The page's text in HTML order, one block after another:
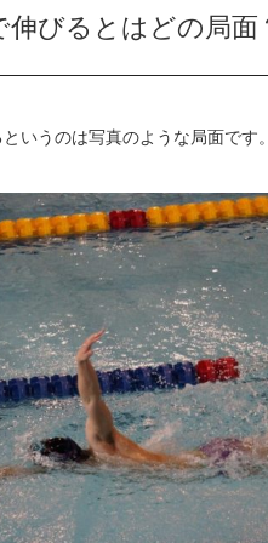
伸びるとはどの局面
いうのは写真のような局面です